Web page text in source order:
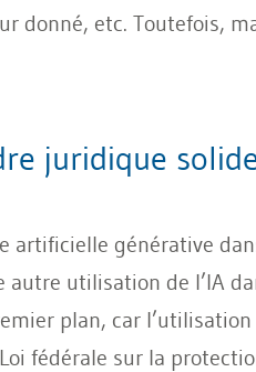
donné, etc. Toutefois,
juridique
artificielle générative
utilisation de l’IA
plan, car
fédérale sur la